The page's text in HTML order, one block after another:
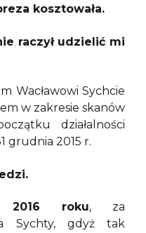
kosztowała.
raczył udzielić mi
Wacławowi Sychcie
w zakresie skanów
działalności
grudnia 2015 r.
roku, za
Sychty, gdyż tak